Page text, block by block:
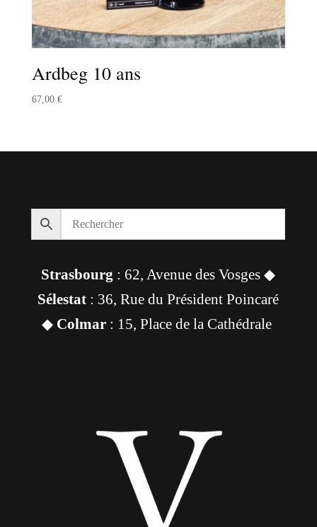
Ardbeg 10 ans
67,00 €
Strasbourg : 62, Avenue des Vosges ◆
Sélestat : 36, Rue du Président Poincaré
◆ Colmar: 15, Place de la Cathédrale